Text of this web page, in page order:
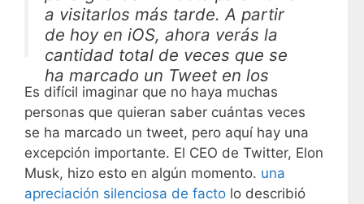
a visitarlos más tarde. A partir
de hoy en iOS, ahora verás la
cantidad total de veces que se
ha marcado un Tweet en los
detalles del Tweet.
— Soporte de Twitter
(@TwitterSupport)16 de marzo
de 2023
Es difícil imaginar que no haya muchas
personas que quieran saber cuántas veces
se ha marcado un tweet, pero aquí hay una
excepción importante. El CEO de Twitter, Elon
Musk, hizo esto en algún momento. una
apreciación silenciosa de facto lo describió